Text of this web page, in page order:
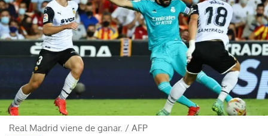
Real Madrid viene de ganar. / AFP